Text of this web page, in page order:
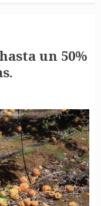
un 50%